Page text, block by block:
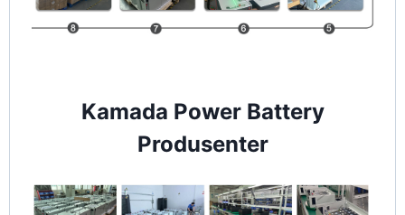
Kamada Power Battery
Produsenter